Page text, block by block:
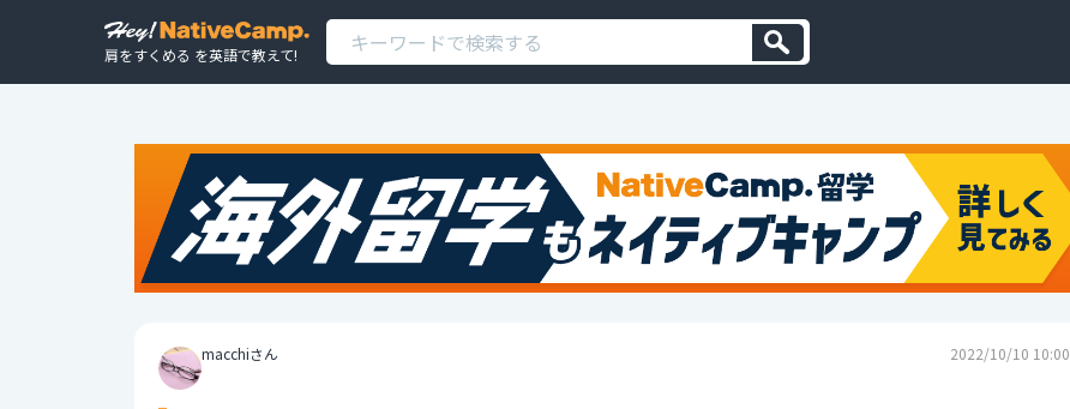
肩をすくめる を英語で教えて!
macchiさん 2022/10/10 10:00